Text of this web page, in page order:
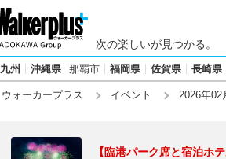
次の楽しいが見つかる。
九州 沖縄県 那覇市 福岡県 佐賀県 長崎県
ウォーカープラス イベント 2026年02
【臨港パーク席と宿泊ホ